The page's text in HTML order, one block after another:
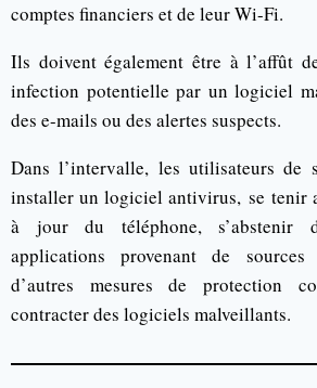
comptes financiers et de leur Wi-Fi.
Ils doivent également être à l’affût
infection potentielle par un logiciel
des e-mails ou des alertes suspects.
Dans l’intervalle, les utilisateurs de
installer un logiciel antivirus, se tenir
à jour du téléphone, s’abstenir
applications provenant de
d’autres mesures de protection
contracter des logiciels malveillants.